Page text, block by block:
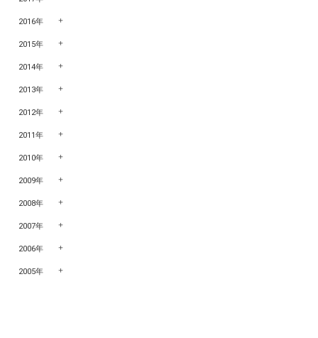
2016年
2015年
2014年
2013年
2012年
2011年
2010年
2009年
2008年
2007年
2006年
2005年